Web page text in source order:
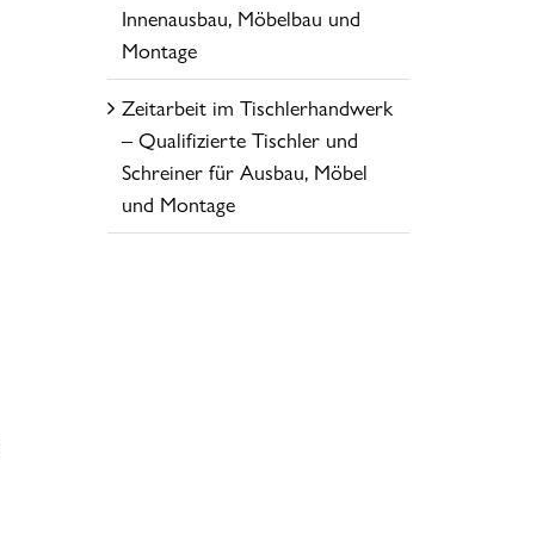
Innenausbau, Möbelbau und
Montage
Zeitarbeit im Tischlerhandwerk
– Qualifizierte Tischler und
Schreiner für Ausbau, Möbel
und Montage